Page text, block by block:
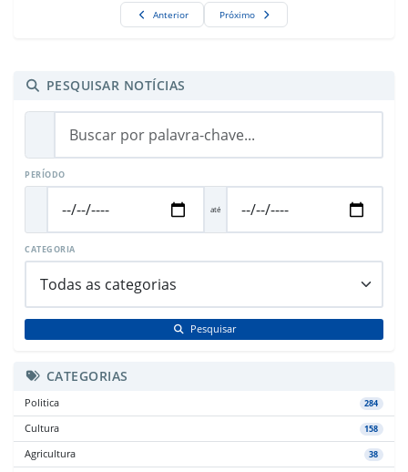
Anterior Próximo
PESQUISAR NOTÍCIAS
PERÍODO
até
CATEGORIA
Pesquisar
CATEGORIAS
Politica 284
Cultura 158
Agricultura 38